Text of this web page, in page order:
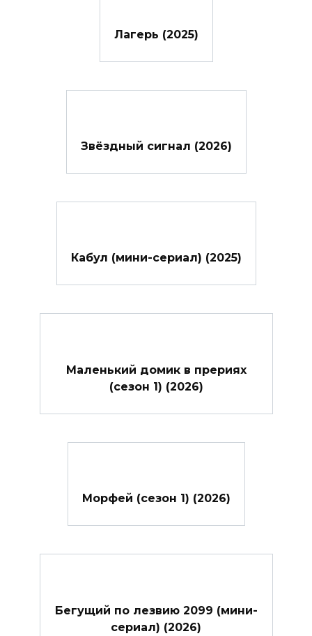
Лагерь (2025)
Звёздный сигнал (2026)
Кабул (мини-сериал) (2025)
Маленький домик в прериях
(сезон 1) (2026)
Морфей (сезон 1) (2026)
Бегущий по лезвию 2099 (мини-
сериал) (2026)